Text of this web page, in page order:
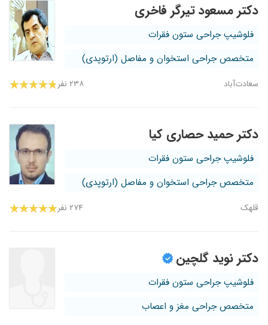
دکتر مسعود تیرگر فاخری
فلوشیپ جراحی ستون فقرات
متخصص جراحی استخوان و مفاصل (ارتوپدی)
سعادت‌آباد ۲۳۸ نفر
دکتر حمید حصاری کیا
فلوشیپ جراحی ستون فقرات
متخصص جراحی استخوان و مفاصل (ارتوپدی)
قلهک ۲۷۴ نفر
دکتر نوید گلچین
فلوشیپ جراحی ستون فقرات
متخصص جراحی مغز و اعصاب